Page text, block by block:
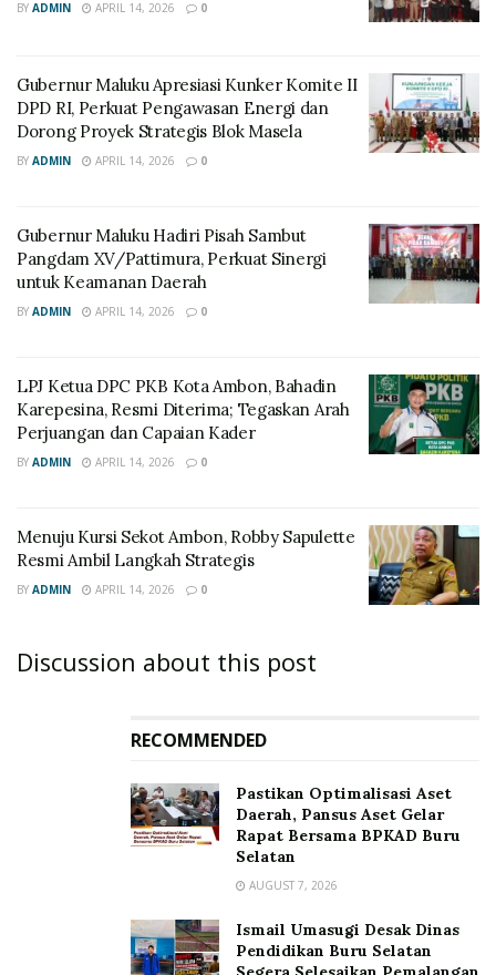
BY ADMIN APRIL 14, 2026 0
Gubernur Maluku Apresiasi Kunker Komite II
DPD RI, Perkuat Pengawasan Energi dan
Dorong Proyek Strategis Blok Masela
BY ADMIN APRIL 14, 2026 0
Gubernur Maluku Hadiri Pisah Sambut
Pangdam XV/Pattimura, Perkuat Sinergi
untuk Keamanan Daerah
BY ADMIN APRIL 14, 2026 0
LPJ Ketua DPC PKB Kota Ambon, Bahadin
Karepesina, Resmi Diterima; Tegaskan Arah
Perjuangan dan Capaian Kader
BY ADMIN APRIL 14, 2026 0
Menuju Kursi Sekot Ambon, Robby Sapulette
Resmi Ambil Langkah Strategis
BY ADMIN APRIL 14, 2026 0
Discussion about this post
RECOMMENDED
Pastikan Optimalisasi Aset
Daerah, Pansus Aset Gelar
Rapat Bersama BPKAD Buru
Selatan
AUGUST 7, 2026
Ismail Umasugi Desak Dinas
Pendidikan Buru Selatan